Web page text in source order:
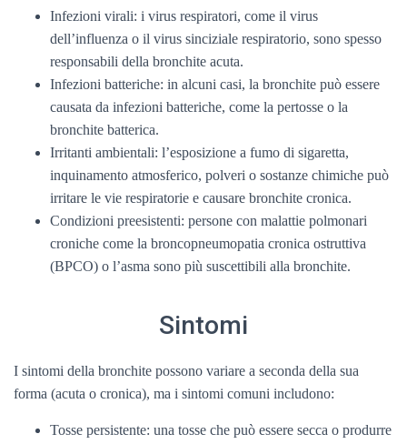
Infezioni virali: i virus respiratori, come il virus
dell’influenza o il virus sinciziale respiratorio, sono spesso
responsabili della bronchite acuta.
Infezioni batteriche: in alcuni casi, la bronchite può essere
causata da infezioni batteriche, come la pertosse o la
bronchite batterica.
Irritanti ambientali: l’esposizione a fumo di sigaretta,
inquinamento atmosferico, polveri o sostanze chimiche può
irritare le vie respiratorie e causare bronchite cronica.
Condizioni preesistenti: persone con malattie polmonari
croniche come la broncopneumopatia cronica ostruttiva
(BPCO) o l’asma sono più suscettibili alla bronchite.
Sintomi
I sintomi della bronchite possono variare a seconda della sua
forma (acuta o cronica), ma i sintomi comuni includono:
Tosse persistente: una tosse che può essere secca o produrre